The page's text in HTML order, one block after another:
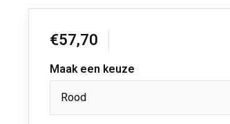
€57,70
Maak een keuze
Rood